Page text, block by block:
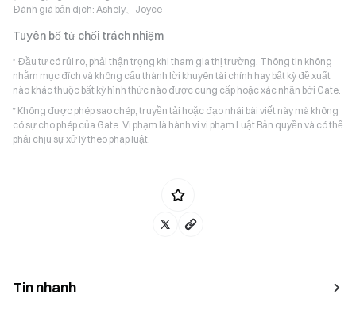
Đánh giá bản dịch: Ashely、Joyce
Tuyên bố từ chối trách nhiệm
* Đầu tư có rủi ro, phải thận trọng khi tham gia thị trường. Thông tin không
nhằm mục đích và không cấu thành lời khuyên tài chính hay bất kỳ đề xuất
nào khác thuộc bất kỳ hình thức nào được cung cấp hoặc xác nhận bởi Gate.
* Không được phép sao chép, truyền tải hoặc đạo nhái bài viết này mà không
có sự cho phép của Gate. Vi phạm là hành vi vi phạm Luật Bản quyền và có thể
phải chịu sự xử lý theo pháp luật.
Tin nhanh